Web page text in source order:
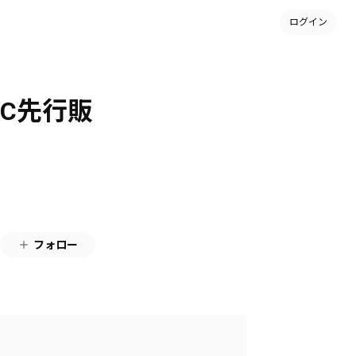
ログイン
先行販
フォロー